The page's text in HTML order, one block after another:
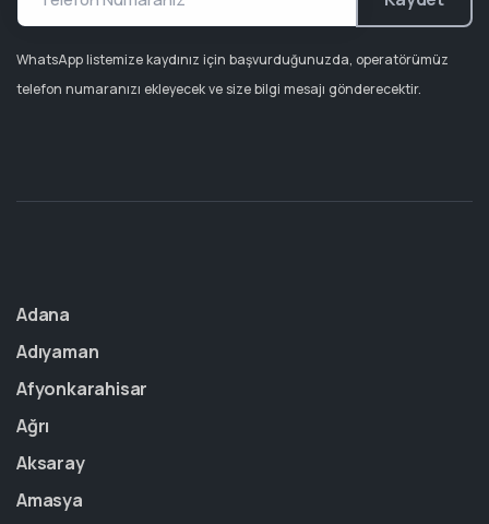
WhatsApp listemize kaydınız için başvurduğunuzda, operatörümüz
telefon numaranızı ekleyecek ve size bilgi mesajı gönderecektir.
Adana
Adıyaman
Afyonkarahisar
Ağrı
Aksaray
Amasya